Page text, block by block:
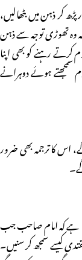
کر ذہن میں بٹھالیں،
وہ تھوڑی توجہ سے ذہن
کرتے رہنے کو بھی اپنا
سمجھتے ہوئے دوہرانے
اس کا ترجمہ بھی ضرور
ہے کہ امام صاحب جب
کیسے سمجھ کر سنیں۔